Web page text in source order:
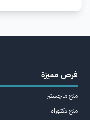
فرص مميزة
منح ماجستير
منح دكتوراة